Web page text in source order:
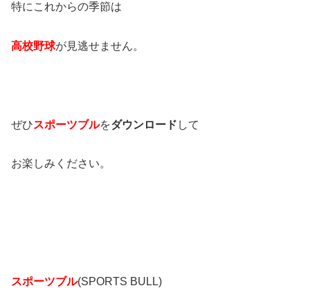
特にこれからの季節は
高校野球が見逃せません。
ぜひスポーツブルをダウンロード して
お楽しみください。
スポーツブル(SPORTS BULL)